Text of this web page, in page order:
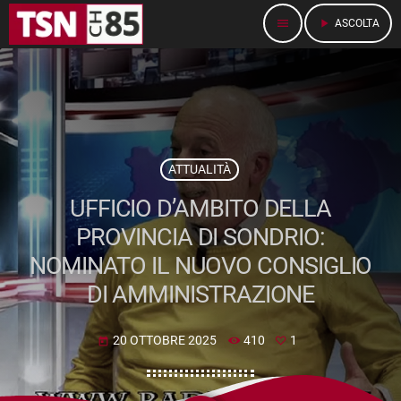
menu play_arrow ASCOLTA
ATTUALITÀ
UFFICIO D’AMBITO DELLA
PROVINCIA DI SONDRIO:
NOMINATO IL NUOVO CONSIGLIO
DI AMMINISTRAZIONE
today 20 OTTOBRE 2025 410 1